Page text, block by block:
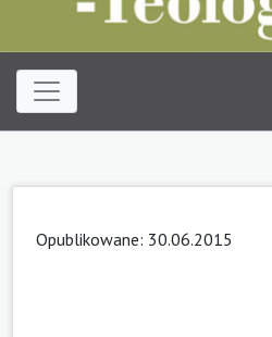
Opublikowane: 30.06.2015